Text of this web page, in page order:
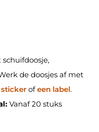
de doosjes af met
sticker ofeen label.
Vanaf 20 stuks